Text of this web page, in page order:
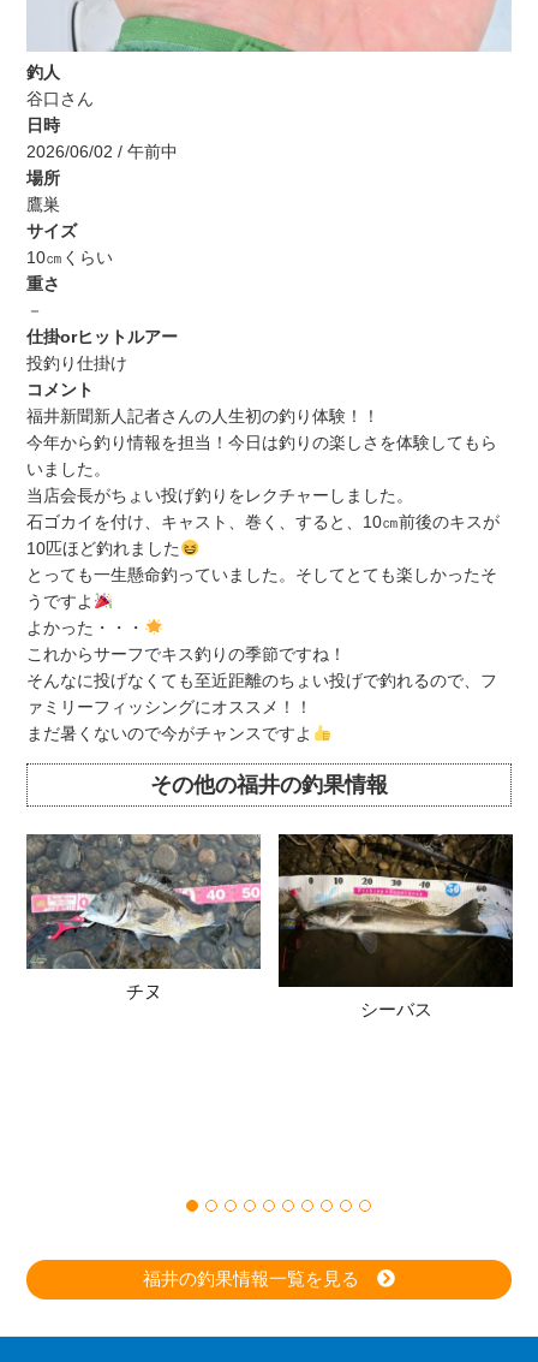
釣人
谷口さん
日時
2026/06/02 / 午前中
場所
鷹巣
サイズ
10㎝くらい
重さ
－
仕掛orヒットルアー
投釣り仕掛け
コメント
福井新聞新人記者さんの人生初の釣り体験！！
今年から釣り情報を担当！今日は釣りの楽しさを体験してもら
いました。
当店会長がちょい投げ釣りをレクチャーしました。
石ゴカイを付け、キャスト、巻く、すると、10㎝前後のキスが
10匹ほど釣れました
とっても一生懸命釣っていました。そしてとても楽しかったそ
うですよ
よかった・・・
これからサーフでキス釣りの季節ですね！
そんなに投げなくても至近距離のちょい投げで釣れるので、フ
ァミリーフィッシングにオススメ！！
まだ暑くないので今がチャンスですよ
その他の福井の釣果情報
チヌ
シーバス
福井の釣果情報一覧を見る